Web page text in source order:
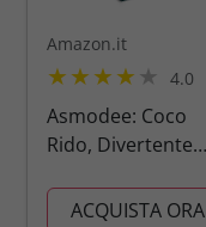
Amazon.it
4.0
Asmodee: Coco
Rido, Divertente
Adulti, Black
ACQUISTA ORA